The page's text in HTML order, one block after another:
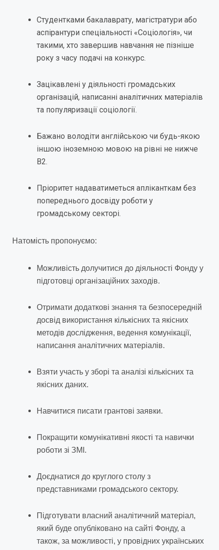
Студентками бакалаврату, магістратури або
аспірантури спеціальності «Соціологія», чи
такими, хто завершив навчання не пізніше
року з часу подачі на конкурс.
Зацікавлені у діяльності громадських
організацій, написанні аналітичних матеріалів
та популяризації соціології.
Бажано володіти англійською чи будь-якою
іншою іноземною мовою на рівні не нижче
В2.
Пріоритет надаватиметься апліканткам без
попереднього досвіду роботи у
громадському секторі.
Натомість пропонуємо:
Можливість долучитися до діяльності Фонду у
підготовці організаційних заходів.
Отримати додаткові знання та безпосередній
досвід використання кількісних та якісних
методів дослідження, ведення комунікації,
написання аналітичних матеріалів.
Взяти участь у зборі та аналізі кількісних та
якісних даних.
Навчитися писати грантові заявки.
Покращити комунікативні якості та навички
роботи зі ЗМІ.
Доєднатися до круглого столу з
представниками громадського сектору.
Підготувати власний аналітичний матеріал,
який буде опубліковано на сайті Фонду, а
також, за можливості, у провідних українських